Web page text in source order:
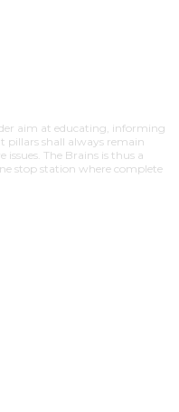
aim at educating, informing
shall always remain
The Brains is thus a
stop station where complete